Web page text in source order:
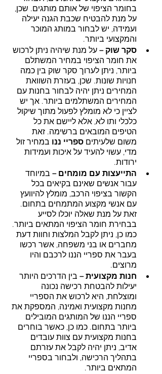
בחומר הציפוי של אותם מותגים. שכן,
על מנת להבטיח שכבת הגנה יעילה
ועמידה, יש לבחור במותג המוכר
והמקצועי ביותר.
סקר שוק – על מנת שיהיה ניתן לרכוש
את חומר הציפוי במחיר המשתלם
ביותר, ניתן לערוך סקר שוק בין כמה
חנויות שונות. שכן, בעזרת השוואת
המחירים ניתן יהיה לבחור בחנות עם
המחירים המשתלמים ביותר. אך יש
לציין כי לא מומלץ לפעול מתוך שיקול
כלכלי ותו לא, אלא ליישם את כל
הטיפים המובאים ברשימה. זאת
משום שלעיתים ספריי ננו במחיר זול
מדי, עשוי להעיד על איכות ועמידות
ירודות.
התייעצות עם מומחים – במיוחד
עבור אנשים שאינם בקיאים בכל
הקשור בציפוי הרכב, מומלץ להיוועץ
עם אנשי מקצוע המתמחים בתחום.
זאת על מנת שאלה יוכלו לסייע
בבחירת חומר הציפוי המתאים ביותר.
כמו כן, ניתן לקבל המלצות וחוות דעת
מחברים או בני משפחה, אשר רכשו
בעבר את ספריי הננו לרכבם והיו
מרוצים.
חנות מקצועית – בין הדרכים היותר
יעילות להבטחת רכישה נכונה
ומוצלחת, היא לרכוש את הספריי
מחנות מקצועית ואמינה, המספקת את
ספריי הננו של המותגים המובילים
ביותר בתחום. כמו כן, כאשר בוחרים
בחנות מקצועית עם צוות עובדים
אדיב, ניתן יהיה לקבל את עזרתם
בתהליך הרכישה, ולבחור בספריי
המתאים ביותר.